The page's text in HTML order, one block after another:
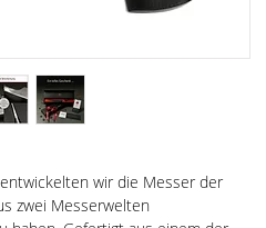
wir die Messer der
zwei Messerwelten